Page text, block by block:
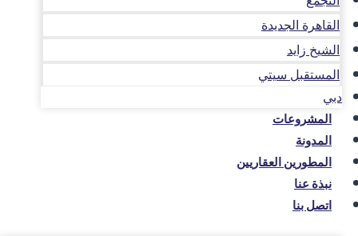
القاهرة الجديدة
الشيخ زايد
المستقبل سيتي
دبي
المشروعات
المدونة
المطورين العقاريين
نبذة عنا
اتصل بنا